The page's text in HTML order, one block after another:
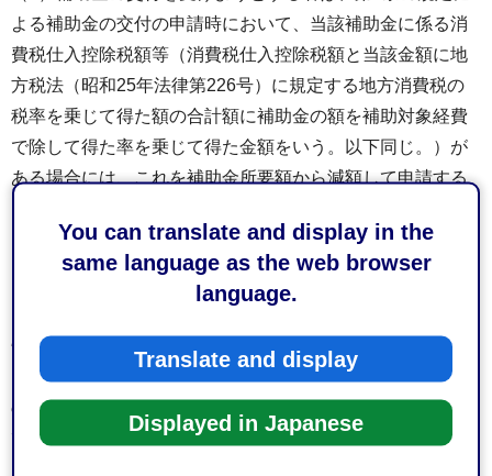
You can translate and display in the
same language as the web browser
language.
Translate and display
Displayed in Japanese
よる補助金の交付の申請時において、当該補助金に係る消
費税仕入控除税額等（消費税仕入控除税額と当該金額に地
方税法（昭和25年法律第226号）に規定する地方消費税の
税率を乗じて得た額の合計額に補助金の額を補助対象経費
で除して得た率を乗じて得た金額をいう。以下同じ。）が
ある場合には、これを補助金所要額から減額して申請する
は、この限りでない。
（2）第8条の規定により補助金の交付の決定を受けた者
告書（以下「実績報告書」という。）を提出するに当た
り、消費税仕入控除税額等が明らかになった場合には、そ
の金額（前号の規定により補助金の交付の申請時におい
て、補助金に係る消費税仕入控除税額等を補助金所要額か